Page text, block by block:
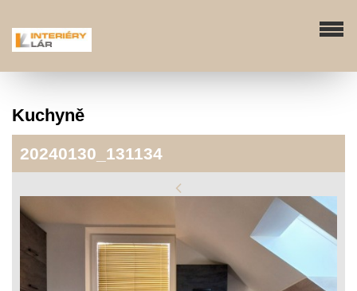
Kuchyně
20240130_131134